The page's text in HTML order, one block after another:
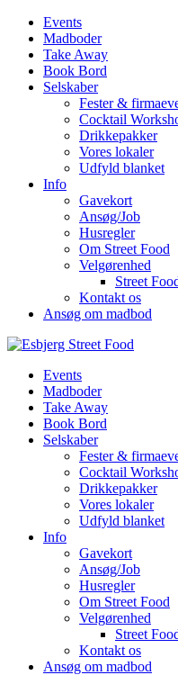
Events
Madboder
Take Away
Book Bord
Selskaber
Fester &
Cocktail
Drikkepakker
Vores lokaler
Udfyld blanket
Info
Gavekort
Ansøg/Job
Husregler
Om Street Food
Velgørenhed
Street
Kontakt os
Ansøg om madbod
Events
Madboder
Take Away
Book Bord
Selskaber
Fester &
Cocktail
Drikkepakker
Vores lokaler
Udfyld blanket
Info
Gavekort
Ansøg/Job
Husregler
Om Street Food
Velgørenhed
Street
Kontakt os
Ansøg om madbod